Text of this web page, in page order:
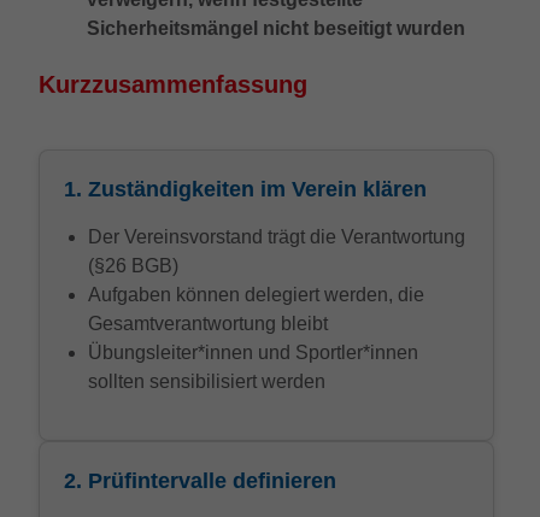
Sicherheitsmängel nicht beseitigt wurden
Kurzzusammenfassung
1. Zuständigkeiten im Verein klären
Der Vereinsvorstand trägt die Verantwortung
(§26 BGB)
Aufgaben können delegiert werden, die
Gesamtverantwortung bleibt
Übungsleiter*innen und Sportler*innen
sollten sensibilisiert werden
2. Prüfintervalle definieren